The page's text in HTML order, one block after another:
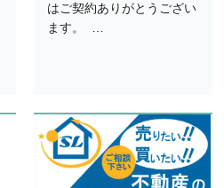
はご契約ありがとうござい
ます。 …